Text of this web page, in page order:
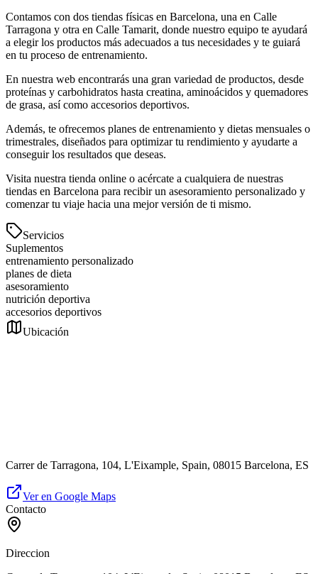
Contamos con dos tiendas físicas en Barcelona, una en Calle
Tarragona y otra en Calle Tamarit, donde nuestro equipo te ayudará
a elegir los productos más adecuados a tus necesidades y te guiará
en tu proceso de entrenamiento.
En nuestra web encontrarás una gran variedad de productos, desde
proteínas y carbohidratos hasta creatina, aminoácidos y quemadores
de grasa, así como accesorios deportivos.
Además, te ofrecemos planes de entrenamiento y dietas mensuales o
trimestrales, diseñados para optimizar tu rendimiento y ayudarte a
conseguir los resultados que deseas.
Visita nuestra tienda online o acércate a cualquiera de nuestras
tiendas en Barcelona para recibir un asesoramiento personalizado y
comenzar tu viaje hacia una mejor versión de ti mismo.
Servicios
Suplementos
entrenamiento personalizado
planes de dieta
asesoramiento
nutrición deportiva
accesorios deportivos
Ubicación
Carrer de Tarragona, 104, L'Eixample, Spain, 08015 Barcelona, ES
Ver en Google Maps
Contacto
Direccion